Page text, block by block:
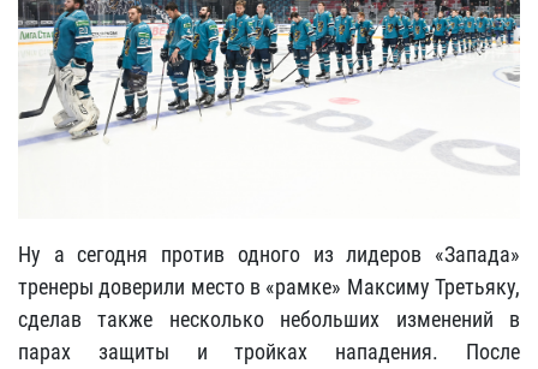
Ну а сегодня против одного из лидеров «Запада»
тренеры доверили место в «рамке» Максиму Третьяку,
сделав также несколько небольших изменений в
парах защиты и тройках нападения. После